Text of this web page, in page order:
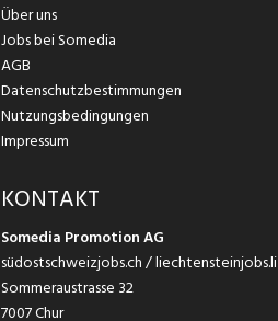
Über uns
Jobs bei Somedia
AGB
Datenschutzbestimmungen
Nutzungsbedingungen
Impressum
KONTAKT
Somedia Promotion AG
südostschweizjobs.ch / liechtensteinjobs.li
Sommeraustrasse 32
7007 Chur